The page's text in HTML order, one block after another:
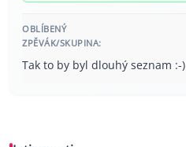
OBLÍBENÝ
ZPĚVÁK/SKUPINA:
Tak to by byl dlouhý seznam :-)